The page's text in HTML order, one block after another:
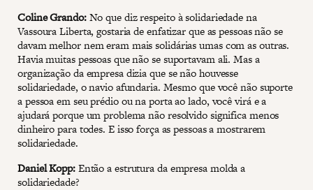
Coline Grando:No que diz respeito à solidariedade na
Vassoura Liberta, gostaria de enfatizar que as pessoas não se
davam melhor nem eram mais solidárias umas com as outras.
Havia muitas pessoas que não se suportavam ali. Mas a
organização da empresa dizia que se não houvesse
solidariedade, o navio afundaria. Mesmo que você não suporte
a pessoa em seu prédio ou na porta ao lado, você virá e a
ajudará porque um problema não resolvido significa menos
dinheiro para todes. E isso força as pessoas a mostrarem
solidariedade.
Daniel Kopp:Então a estrutura da empresa molda a
solidariedade?